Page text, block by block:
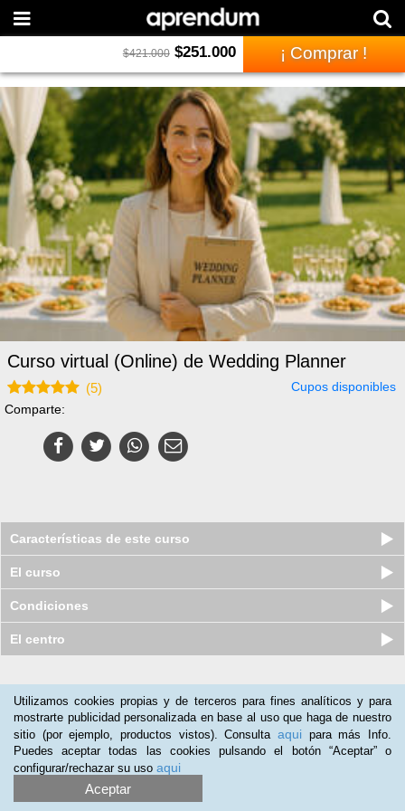
$421.000 $251.000 ¡ Comprar !
Curso virtual (Online) de Wedding Planner
(5)
Cupos disponibles
Comparte:
Características de este curso
El curso
Condiciones
El centro
Andrea Jabre(17-05-2018)
Exelente
Alana Di­az
Curso online de Wedding planner El curso está muy bien para
Utilizamos cookies propias y de terceros para fines analíticos y para
mostrarte publicidad personalizada en base al uso que haga de nuestro
sitio (por ejemplo, productos vistos). Consulta aqui para más Info.
Puedes aceptar todas las cookies pulsando el botón “Aceptar” o
configurar/rechazar su uso aqui
Aceptar